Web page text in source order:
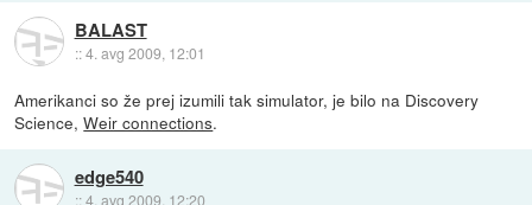
BALAST
::4. avg 2009, 12:01
Amerikanci so že prej izumili tak simulator, je bilo na Discovery
Science,Weir connections.
edge540
::4. avg 2009, 12:20